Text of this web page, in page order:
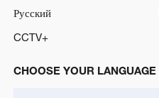
Русский
CCTV+
CHOOSE YOUR LANGUAGE